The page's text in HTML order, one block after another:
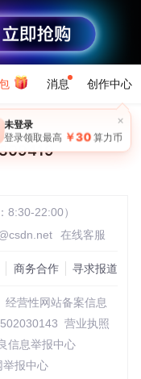
消息 创作中心
8:30-22:00）
在线客服
商务合作 寻求报道
经营性网站备案信息
营业执照
信息举报中心
举报中心